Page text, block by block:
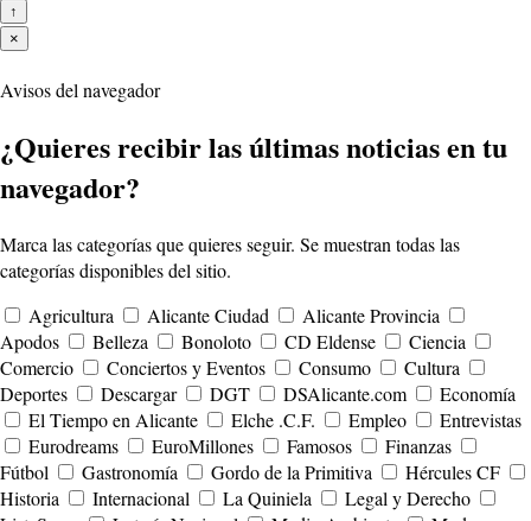
↑
×
Avisos del navegador
¿Quieres recibir las últimas noticias en tu
navegador?
Marca las categorías que quieres seguir. Se muestran todas las
categorías disponibles del sitio.
Agricultura
Alicante Ciudad
Alicante Provincia
Apodos
Belleza Bonoloto CD Eldense
Ciencia
Comercio
Conciertos y Eventos Consumo
Cultura
Deportes
Descargar DGT DSAlicante.com
Economía
El Tiempo en Alicante
Elche .C.F. Empleo
Entrevistas
Eurodreams
EuroMillones Famosos
Finanzas
Fútbol
Gastronomía Gordo de la Primitiva
Hércules CF
Historia
Internacional La Quiniela
Legal y Derecho